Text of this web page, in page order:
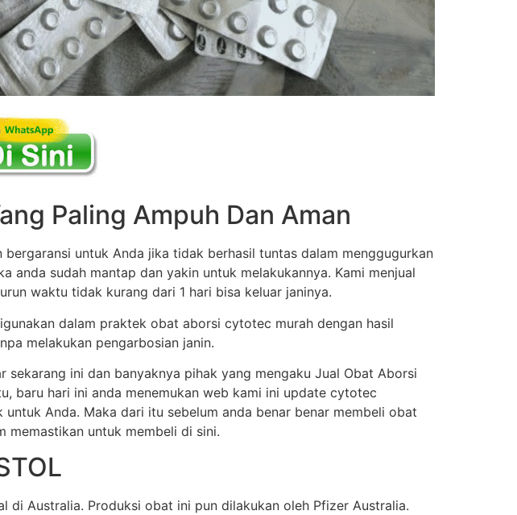
Paling Ampuh Dan Aman
untuk Anda jika tidak berhasil tuntas dalam menggugurkan
sudah mantap dan yakin untuk melakukannya. Kami menjual
waktu tidak kurang dari 1 hari bisa keluar janinya.
dalam praktek obat aborsi cytotec murah dengan hasil
melakukan pengarbosian janin.
ini dan banyaknya pihak yang mengaku Jual Obat Aborsi
baru hari ini anda menemukan web kami ini update cytotec
Anda. Maka dari itu sebelum anda benar benar membeli obat
memastikan untuk membeli di sini.
Australia. Produksi obat ini pun dilakukan oleh Pfizer Australia.